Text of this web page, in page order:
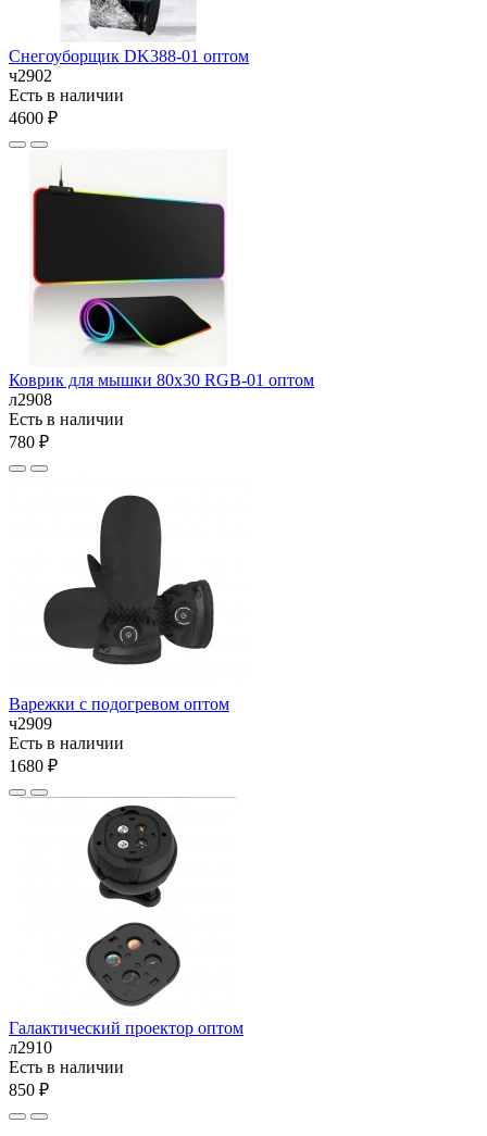
Снегоуборщик DK388-01 оптом
ч2902
Есть в наличии
4600 ₽
Коврик для мышки 80х30 RGB-01 оптом
л2908
Есть в наличии
780 ₽
Варежки с подогревом оптом
ч2909
Есть в наличии
1680 ₽
Галактический проектор оптом
л2910
Есть в наличии
850 ₽